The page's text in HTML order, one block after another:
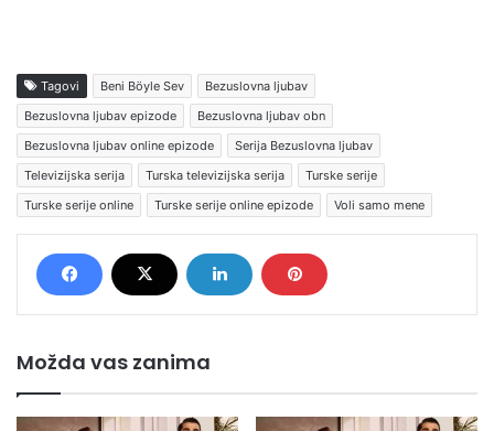
Tagovi Beni Böyle Sev
Bezuslovna ljubav
Bezuslovna ljubav epizode
Bezuslovna ljubav obn
Bezuslovna ljubav online epizode
Serija Bezuslovna ljubav
Televizijska serija
Turska televizijska serija
Turske serije
Turske serije online
Turske serije online epizode Voli samo mene
Možda vas zanima